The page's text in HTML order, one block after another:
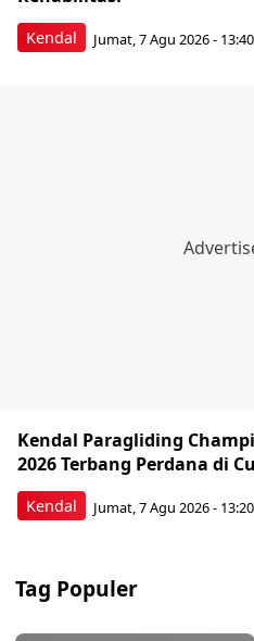
Kendal Jumat, 7 Agu 2026 - 13:40
Kendal
Kendal Paragliding
2026 Terbang Perdana di
Jumat, 7 Agu 2026 - 13:20
Tag Populer